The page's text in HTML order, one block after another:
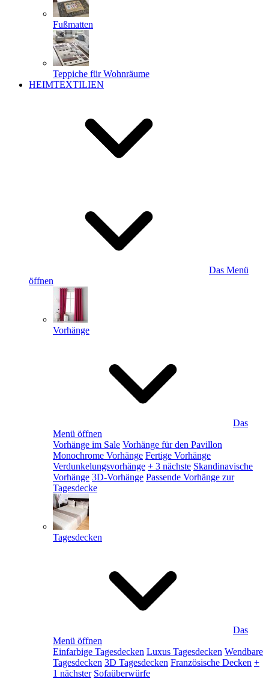
Fußmatten
Teppiche für Wohnräume
HEIMTEXTILIEN
Das Menü
öffnen
Vorhänge
Das
Menü öffnen
Vorhänge im Sale Vorhänge für den Pavillon
Monochrome Vorhänge Fertige Vorhänge
Verdunkelungsvorhänge + 3 nächste Skandinavische
Vorhänge 3D-Vorhänge Passende Vorhänge zur
Tagesdecke
Tagesdecken
Das
Menü öffnen
Einfarbige Tagesdecken Luxus Tagesdecken Wendbare
Tagesdecken 3D Tagesdecken Französische Decken +
1 nächster Sofaüberwürfe